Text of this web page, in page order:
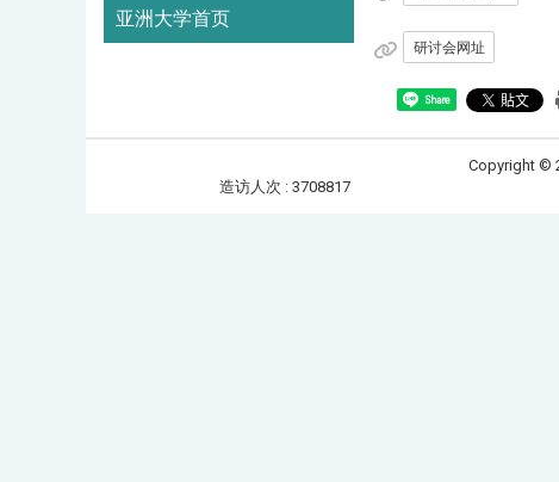
亚洲大学首页
研讨会网址
Share
Copyright ©
造访人次 : 3708817